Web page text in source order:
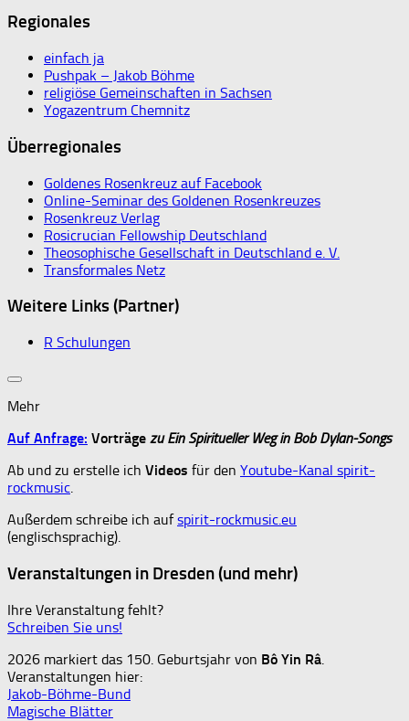
Regionales
einfach ja
Pushpak – Jakob Böhme
religiöse Gemeinschaften in Sachsen
Yogazentrum Chemnitz
Überregionales
Goldenes Rosenkreuz auf Facebook
Online-Seminar des Goldenen Rosenkreuzes
Rosenkreuz Verlag
Rosicrucian Fellowship Deutschland
Theosophische Gesellschaft in Deutschland e. V.
Transformales Netz
Weitere Links (Partner)
R Schulungen
Mehr
Auf Anfrage: Vorträge zu Ein Spiritueller Weg in Bob Dylan-Songs
Ab und zu erstelle ich Videos für den Youtube-Kanal spirit-
rockmusic.
Außerdem schreibe ich aufspirit-rockmusic.eu
(englischsprachig).
Veranstaltungen in Dresden (und mehr)
Ihre Veranstaltung fehlt?
Schreiben Sie uns!
2026 markiert das 150. Geburtsjahr von Bô Yin Râ
Veranstaltungen hier:
Jakob-Böhme-Bund
Magische Blätter